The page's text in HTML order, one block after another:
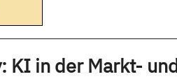
KI in der Markt-